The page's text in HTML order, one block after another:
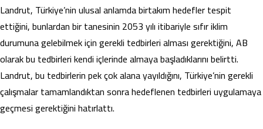
Landrut, Türkiye’nin ulusal anlamda birtakım hedefler tespit
ettiğini, bunlardan bir tanesinin 2053 yılı itibariyle sıfır iklim
durumuna gelebilmek için gerekli tedbirleri alması gerektiğini, AB
olarak bu tedbirleri kendi içlerinde almaya başladıklarını belirtti.
Landrut, bu tedbirlerin pek çok alana yayıldığını, Türkiye’nin gerekli
çalışmalar tamamlandıktan sonra hedeflenen tedbirleri uygulamaya
geçmesi gerektiğini hatırlattı.